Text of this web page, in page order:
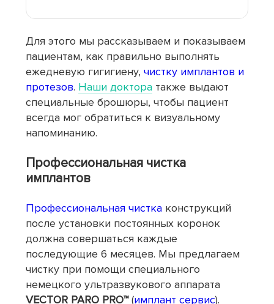
Для этого мы рассказываем и показываем
пациентам, как правильно выполнять
ежедневyю гигигиену,чистку имплантов и
протезов. Наши доктора также выдают
специальные брошюры, чтобы пациент
всегда мог обратиться к визуальному
напоминанию.
Профессиональная чистка
имплантов
Профессиональная чистка конструкций
после установки постоянных коронок
должна совершаться каждые
последующие 6 месяцев. Мы предлагаем
чистку при помощи специального
немецкого ультразвукового аппарата
VECTOR PARO PRO™️(имплант сервис).